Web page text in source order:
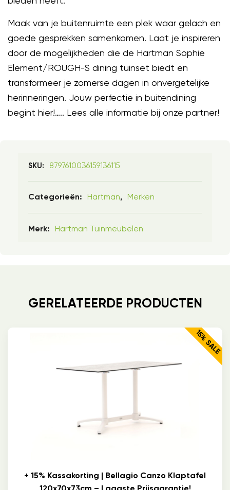
Maak van je buitenruimte een plek waar gelach en
goede gesprekken samenkomen. Laat je inspireren
door de mogelijkheden die de Hartman Sophie
Element/ROUGH-S dining tuinset biedt en
transformeer je zomerse dagen in onvergetelijke
herinneringen. Jouw perfectie in buitendining
begint hier!….. Lees alle informatie bij onze partner!
SKU: 8797610036159136115
Categorieën: Hartman, Merken
Merk: Hartman Tuinmeubelen
GERELATEERDE PRODUCTEN
15% SALE
+ 15% Kassakorting | Bellagio Canzo Klaptafel